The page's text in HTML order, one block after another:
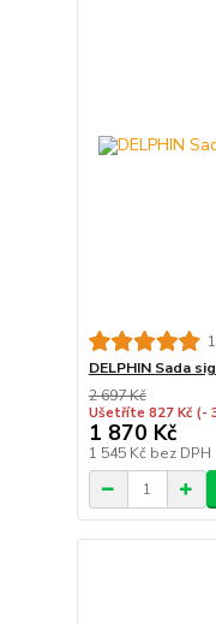
DELPHIN Sada
2 697 Kč
Ušetříte 827 Kč (-
1 870 Kč
1 545 Kč bez DPH